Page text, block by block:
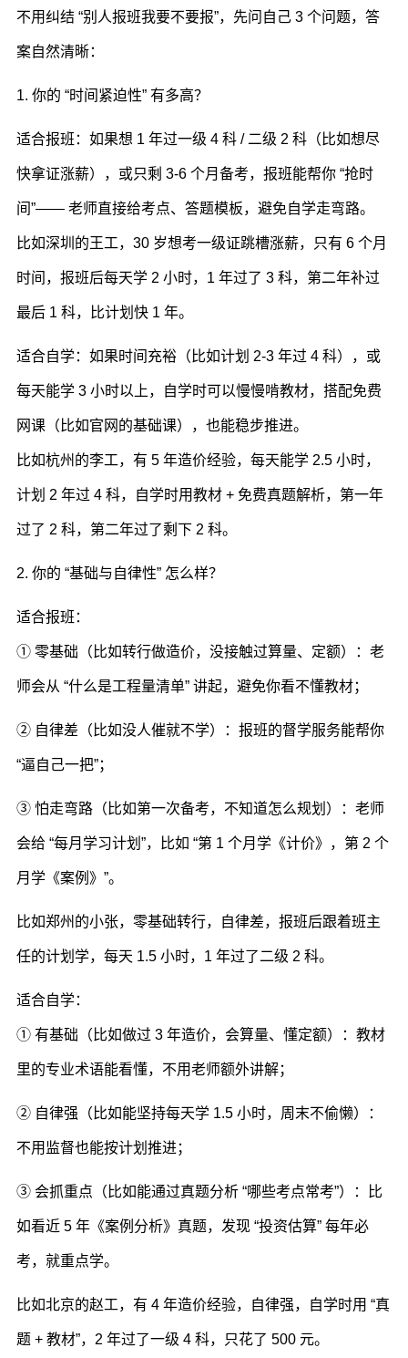
不用纠结 “别人报班我要不要报”，先问自己 3 个问题，答
案自然清晰：
1. 你的 “时间紧迫性” 有多高？
适合报班：如果想 1 年过一级 4 科 / 二级 2 科（比如想尽
快拿证涨薪），或只剩 3-6 个月备考，报班能帮你 “抢时
间”—— 老师直接给考点、答题模板，避免自学走弯路。
比如深圳的王工，30 岁想考一级证跳槽涨薪，只有 6 个月
时间，报班后每天学 2 小时，1 年过了 3 科，第二年补过
最后 1 科，比计划快 1 年。
适合自学：如果时间充裕（比如计划 2-3 年过 4 科），或
每天能学 3 小时以上，自学时可以慢慢啃教材，搭配免费
网课（比如官网的基础课），也能稳步推进。
比如杭州的李工，有 5 年造价经验，每天能学 2.5 小时，
计划 2 年过 4 科，自学时用教材 + 免费真题解析，第一年
过了 2 科，第二年过了剩下 2 科。
2. 你的 “基础与自律性” 怎么样？
适合报班：
① 零基础（比如转行做造价，没接触过算量、定额）：老
师会从 “什么是工程量清单” 讲起，避免你看不懂教材；
② 自律差（比如没人催就不学）：报班的督学服务能帮你
“逼自己一把”；
③ 怕走弯路（比如第一次备考，不知道怎么规划）：老师
会给 “每月学习计划”，比如 “第 1 个月学《计价》，第 2 个
月学《案例》”。
比如郑州的小张，零基础转行，自律差，报班后跟着班主
任的计划学，每天 1.5 小时，1 年过了二级 2 科。
适合自学：
① 有基础（比如做过 3 年造价，会算量、懂定额）：教材
里的专业术语能看懂，不用老师额外讲解；
② 自律强（比如能坚持每天学 1.5 小时，周末不偷懒）：
不用监督也能按计划推进；
③ 会抓重点（比如能通过真题分析 “哪些考点常考”）：比
如看近 5 年《案例分析》真题，发现 “投资估算” 每年必
考，就重点学。
比如北京的赵工，有 4 年造价经验，自律强，自学时用 “真
题 + 教材”，2 年过了一级 4 科，只花了 500 元。